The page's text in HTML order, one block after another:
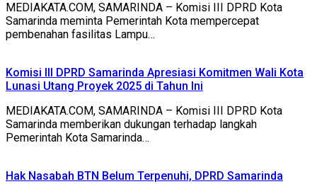
MEDIAKATA.COM, SAMARINDA – Komisi III DPRD Kota
Samarinda meminta Pemerintah Kota mempercepat
pembenahan fasilitas Lampu…
Komisi III DPRD Samarinda Apresiasi Komitmen Wali Kota
Lunasi Utang Proyek 2025 di Tahun Ini
MEDIAKATA.COM, SAMARINDA – Komisi III DPRD Kota
Samarinda memberikan dukungan terhadap langkah
Pemerintah Kota Samarinda…
Hak Nasabah BTN Belum Terpenuhi, DPRD Samarinda